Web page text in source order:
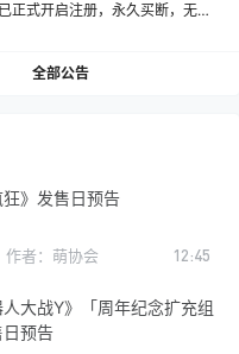
式开启注册，永久买断，无任何二次付费
全部公告
狂》发售日预告
作者： 萌协会 12:45
人大战Y》「周年纪念扩充组
预告